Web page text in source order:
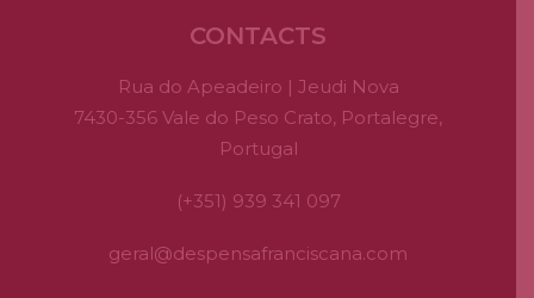
CONTACTS
Rua do Apeadeiro | Jeudi Nova
7430-356 Vale do Peso Crato, Portalegre,
Portugal
(+351) 939 341 097
geral@despensafranciscana.com